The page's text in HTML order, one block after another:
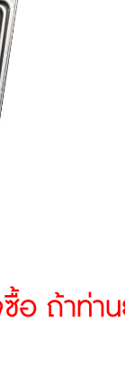
ถ้าท่าน